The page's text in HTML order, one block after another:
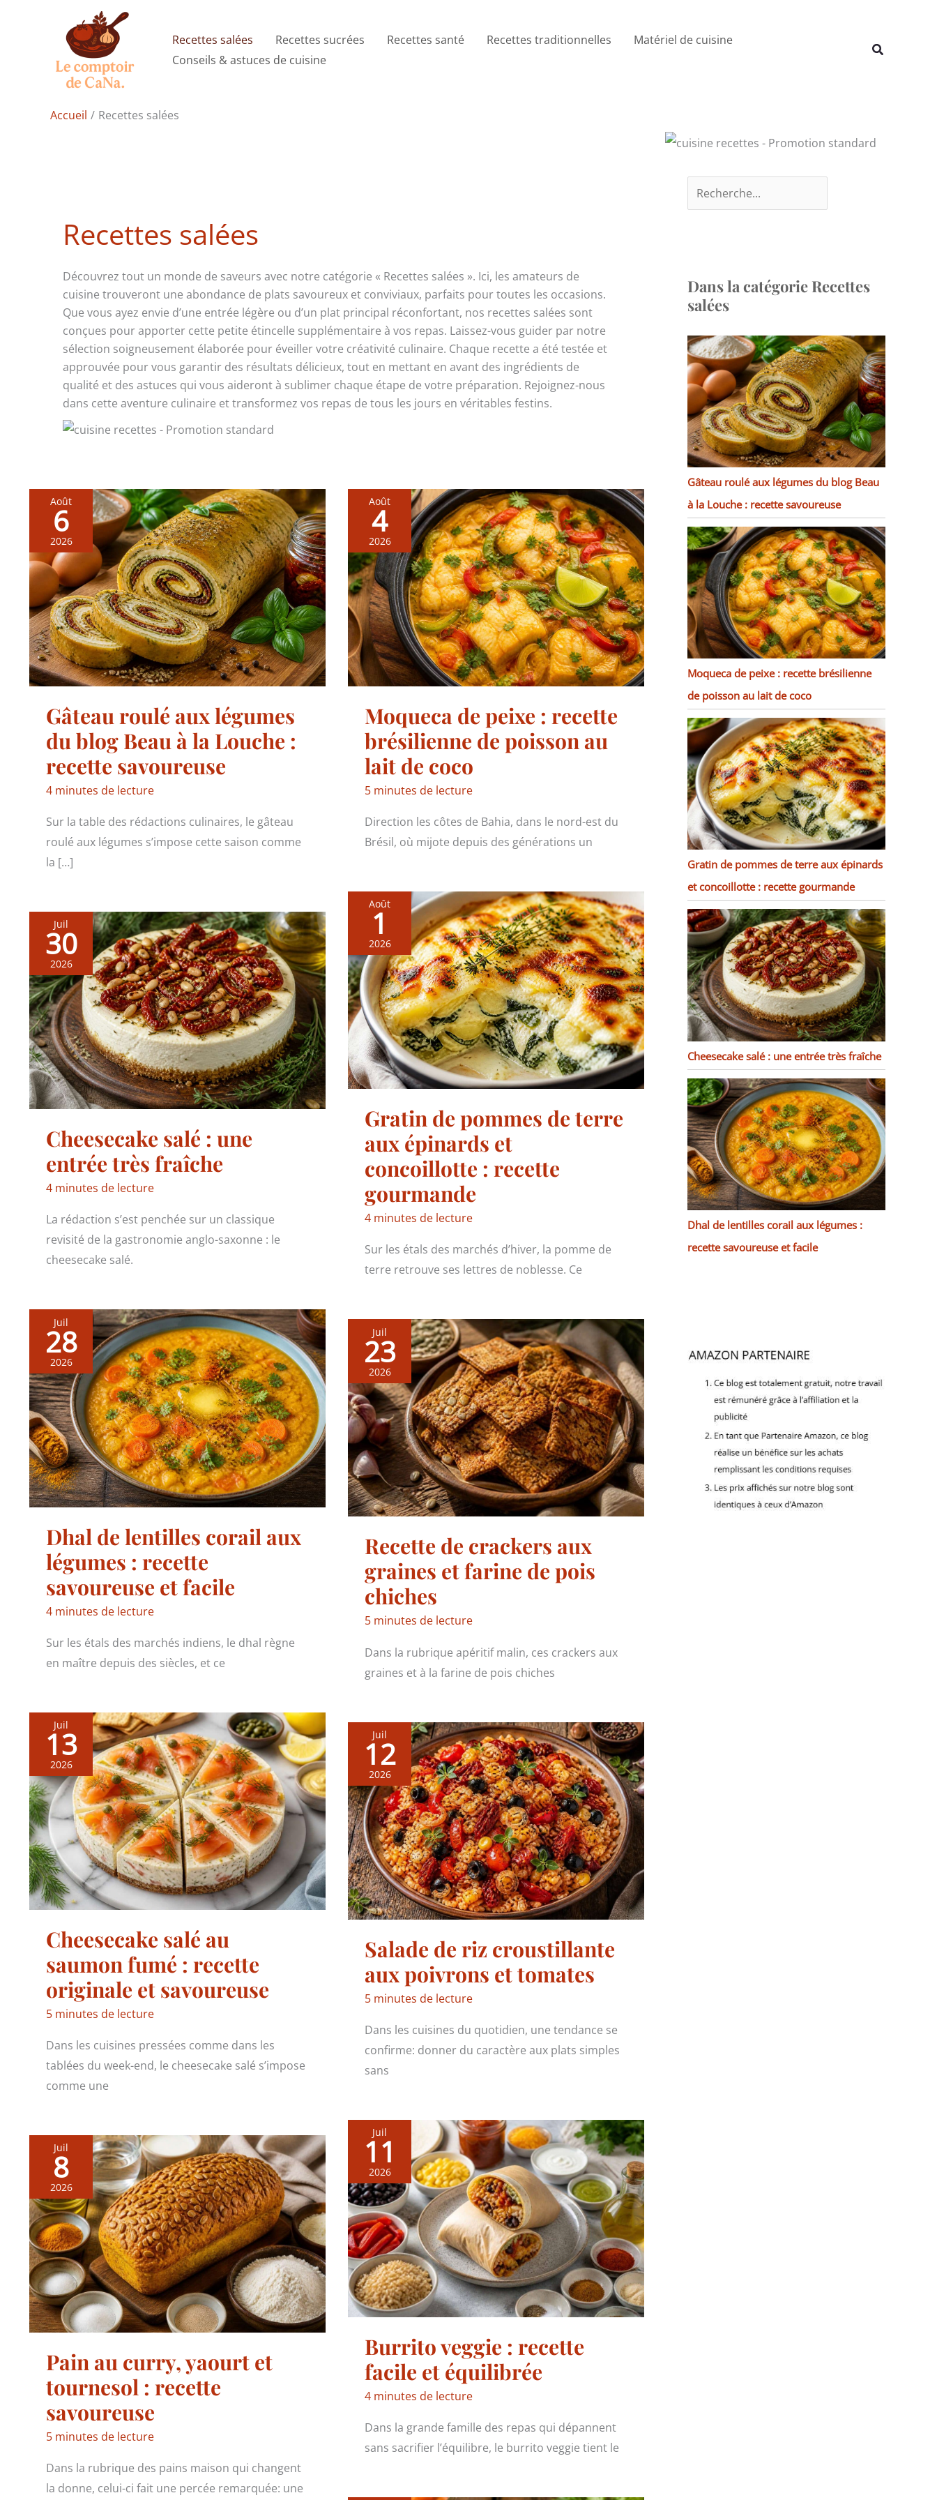
Recettes salées Recettes sucrées Recettes santé Recettes traditionnelles
Matériel de cuisine
Conseils & astuces de cuisine
Rechercher
Accueil Recettes salées
Recettes salées
Découvrez tout un monde de saveurs avec notre catégorie « Recettes salées ». Ici, les amateurs de
cuisine trouveront une abondance de plats savoureux et conviviaux, parfaits pour toutes les occasions.
Que vous ayez envie d’une entrée légère ou d’un plat principal réconfortant, nos recettes salées sont
conçues pour apporter cette petite étincelle supplémentaire à vos repas. Laissez-vous guider par notre
sélection soigneusement élaborée pour éveiller votre créativité culinaire. Chaque recette a été testée et
approuvée pour vous garantir des résultats délicieux, tout en mettant en avant des ingrédients de
qualité et des astuces qui vous aideront à sublimer chaque étape de votre préparation. Rejoignez-nous
dans cette aventure culinaire et transformez vos repas de tous les jours en véritables festins.
Août
6
2026
Gâteau roulé aux légumes
du blog Beau à la Louche :
recette savoureuse
4 minutes de lecture
Sur la table des rédactions culinaires, le gâteau
roulé aux légumes s’impose cette saison comme
la […]
Août
4
2026
Moqueca de peixe : recette
brésilienne de poisson au
lait de coco
5 minutes de lecture
Direction les côtes de Bahia, dans le nord-est du
Brésil, où mijote depuis des générations un
Août
1
2026
Gratin de pommes de terre
aux épinards et
concoillotte : recette
gourmande
4 minutes de lecture
Sur les étals des marchés d’hiver, la pomme de
terre retrouve ses lettres de noblesse. Ce
Juil
30
2026
Cheesecake salé : une
entrée très fraîche
4 minutes de lecture
La rédaction s’est penchée sur un classique
revisité de la gastronomie anglo-saxonne : le
cheesecake salé.
Juil
28
2026
Dhal de lentilles corail aux
légumes : recette
savoureuse et facile
4 minutes de lecture
Sur les étals des marchés indiens, le dhal règne
en maître depuis des siècles, et ce
Juil
23
2026
Recette de crackers aux
graines et farine de pois
chiches
5 minutes de lecture
Dans la rubrique apéritif malin, ces crackers aux
graines et à la farine de pois chiches
Juil
13
2026
Cheesecake salé au
saumon fumé : recette
originale et savoureuse
5 minutes de lecture
Dans les cuisines pressées comme dans les
tablées du week-end, le cheesecake salé s’impose
comme une
Juil
12
2026
Salade de riz croustillante
aux poivrons et tomates
5 minutes de lecture
Dans les cuisines du quotidien, une tendance se
confirme: donner du caractère aux plats simples
sans
Juil
11
2026
Burrito veggie : recette
facile et équilibrée
4 minutes de lecture
Dans la grande famille des repas qui dépannent
sans sacrifier l’équilibre, le burrito veggie tient le
Juil
8
2026
Pain au curry, yaourt et
tournesol : recette
savoureuse
5 minutes de lecture
Dans la rubrique des pains maison qui changent
la donne, celui-ci fait une percée remarquée: une
Dans la catégorie Recettes
salées
Gâteau roulé aux légumes du blog Beau
à la Louche : recette savoureuse
Moqueca de peixe : recette brésilienne
de poisson au lait de coco
Gratin de pommes de terre aux épinards
et concoillotte : recette gourmande
Cheesecake salé : une entrée très fraîche
Dhal de lentilles corail aux légumes :
recette savoureuse et facile